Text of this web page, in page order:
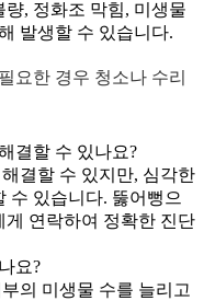
, 정화조 막힘, 미생물
발생할 수 있습니다.
요한 경우 청소나 수리
결할 수 있나요?
결할 수 있지만, 심각한
수 있습니다. 뚫어뻥으
게 연락하여 정확한 진단
요?
의 미생물 수를 늘리고